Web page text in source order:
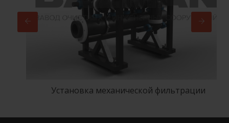
Установка механической фильтрации